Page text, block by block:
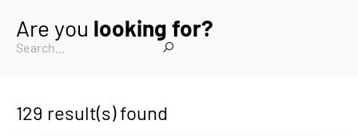
Are you looking for?
129 result(s) found